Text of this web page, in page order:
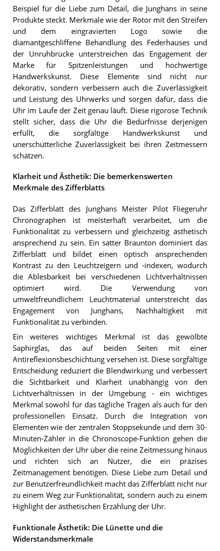
Beispiel für die Liebe zum Detail, die Junghans in seine
Produkte steckt. Merkmale wie der Rotor mit den Streifen
und dem eingravierten Logo sowie die
diamantgeschliffene Behandlung des Federhauses und
der Unruhbrücke unterstreichen das Engagement der
Marke für Spitzenleistungen und hochwertige
Handwerkskunst. Diese Elemente sind nicht nur
dekorativ, sondern verbessern auch die Zuverlässigkeit
und Leistung des Uhrwerks und sorgen dafür, dass die
Uhr im Laufe der Zeit genau läuft. Diese rigorose Technik
stellt sicher, dass die Uhr die Bedürfnisse derjenigen
erfüllt, die sorgfältige Handwerkskunst und
unerschütterliche Zuverlässigkeit bei ihren Zeitmessern
schätzen.
Klarheit und Ästhetik: Die bemerkenswerten
Merkmale des Zifferblatts
Das Zifferblatt des Junghans Meister Pilot Fliegeruhr
Chronographen ist meisterhaft verarbeitet, um die
Funktionalität zu verbessern und gleichzeitig ästhetisch
ansprechend zu sein. Ein satter Braunton dominiert das
Zifferblatt und bildet einen optisch ansprechenden
Kontrast zu den Leuchtzeigern und -indexen, wodurch
die Ablesbarkeit bei verschiedenen Lichtverhältnissen
optimiert wird. Die Verwendung von
umweltfreundlichem Leuchtmaterial unterstreicht das
Engagement von Junghans, Nachhaltigkeit mit
Funktionalität zu verbinden.
Ein weiteres wichtiges Merkmal ist das gewölbte
Saphirglas, das auf beiden Seiten mit einer
Antireflexionsbeschichtung versehen ist. Diese sorgfältige
Entscheidung reduziert die Blendwirkung und verbessert
die Sichtbarkeit und Klarheit unabhängig von den
Lichtverhältnissen in der Umgebung - ein wichtiges
Merkmal sowohl für das tägliche Tragen als auch für den
professionellen Einsatz. Durch die Integration von
Elementen wie der zentralen Stoppsekunde und dem 30-
Minuten-Zähler in die Chronoscope-Funktion gehen die
Möglichkeiten der Uhr über die reine Zeitmessung hinaus
und richten sich an Nutzer, die ein präzises
Zeitmanagement benötigen. Diese Liebe zum Detail und
zur Benutzerfreundlichkeit macht das Zifferblatt nicht nur
zu einem Weg zur Funktionalität, sondern auch zu einem
Highlight der ästhetischen Erzählung der Uhr.
Funktionale Ästhetik: Die Lünette und die
Widerstandsmerkmale